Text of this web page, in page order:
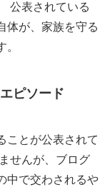
公表されている
体が、家族を守る
ピソード
ことが公表されて
せんが、ブログ
中で交わされるや